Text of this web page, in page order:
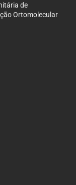
de
Ortomolecular